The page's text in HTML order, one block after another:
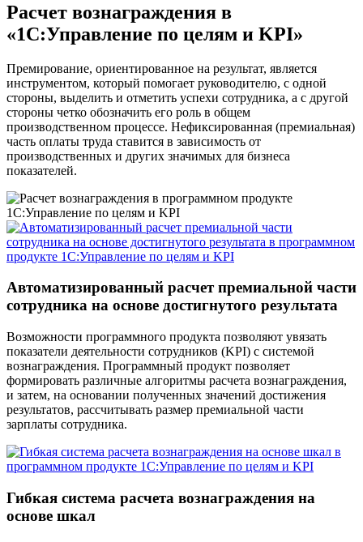
Расчет вознаграждения в
«1С:Управление по целям и KPI»
Премирование, ориентированное на результат, является
инструментом, который помогает руководителю, с одной
стороны, выделить и отметить успехи сотрудника, а с другой
стороны четко обозначить его роль в общем
производственном процессе. Нефиксированная (премиальная)
часть оплаты труда ставится в зависимость от
производственных и других значимых для бизнеса
показателей.
Автоматизированный расчет премиальной части
сотрудника на основе достигнутого результата
Возможности программного продукта позволяют увязать
показатели деятельности сотрудников (KPI) с системой
вознаграждения. Программный продукт позволяет
формировать различные алгоритмы расчета вознаграждения,
и затем, на основании полученных значений достижения
результатов, рассчитывать размер премиальной части
зарплаты сотрудника.
Гибкая система расчета вознаграждения на
основе шкал